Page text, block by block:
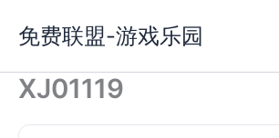
容
免费联盟-游戏乐园
XJ01119